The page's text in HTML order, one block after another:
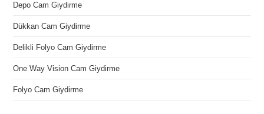
Depo Cam Giydirme
Dükkan Cam Giydirme
Delikli Folyo Cam Giydirme
One Way Vision Cam Giydirme
Folyo Cam Giydirme